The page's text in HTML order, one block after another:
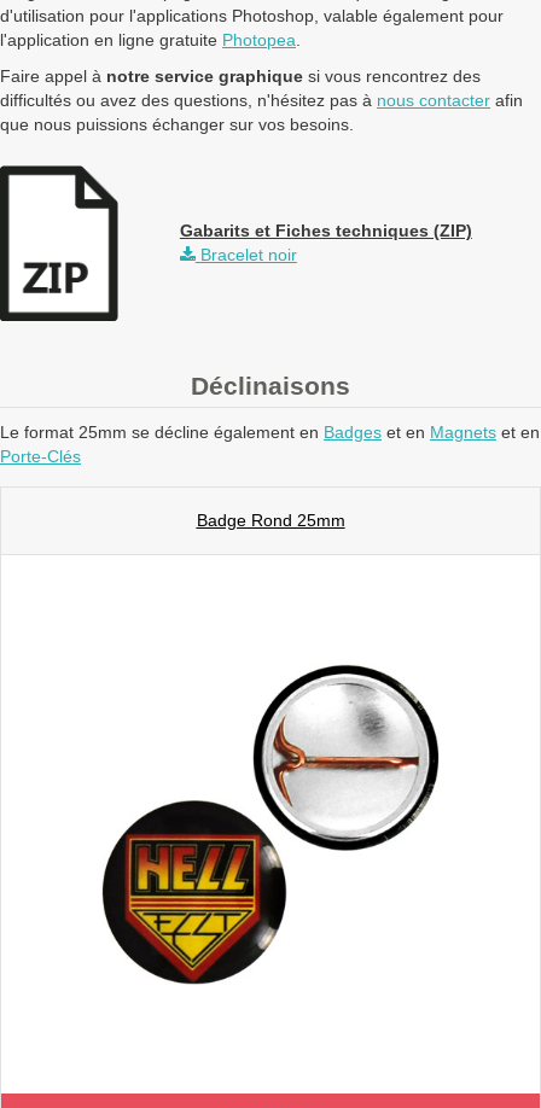
d'utilisation pour l'applications Photoshop, valable également pour
l'application en ligne gratuite Photopea
Faire appel à notre service graphique si vous rencontrez des
difficultés ou avez des questions, n'hésitez pas à nous contacter afin
que nous puissions échanger sur vos besoins.
Gabarits et Fiches techniques (ZIP)
Bracelet noir
Déclinaisons
Le format 25mm se décline également en Badges et en Magnets et en
Porte-Clés
Badge Rond 25mm